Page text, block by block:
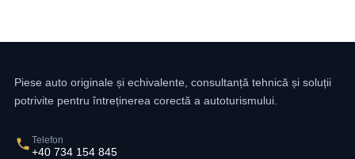
Piese auto originale și echivalente, consultanță tehnică și soluții
potrivite pentru întreținerea corectă a autoturismului.
Telefon
+40 734 154 845